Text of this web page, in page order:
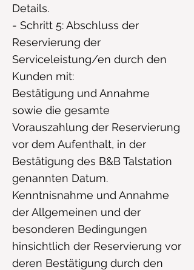
Details.
- Schritt 5: Abschluss der
Reservierung der
Serviceleistung/en durch den
Kunden mit:
Bestätigung und Annahme
sowie die gesamte
Vorauszahlung der Reservierung
vor dem Aufenthalt, in der
Bestätigung des B&B Talstation
genannten Datum.
Kenntnisnahme und Annahme
der Allgemeinen und der
besonderen Bedingungen
hinsichtlich der Reservierung vor
deren Bestätigung durch den